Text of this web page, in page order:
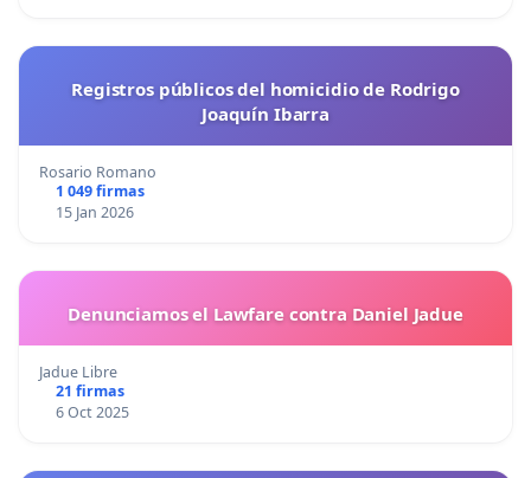
Registros públicos del homicidio de Rodrigo
Joaquín Ibarra
Rosario Romano
1 049 firmas
15 Jan 2026
Denunciamos el Lawfare contra Daniel Jadue
Jadue Libre
21 firmas
6 Oct 2025